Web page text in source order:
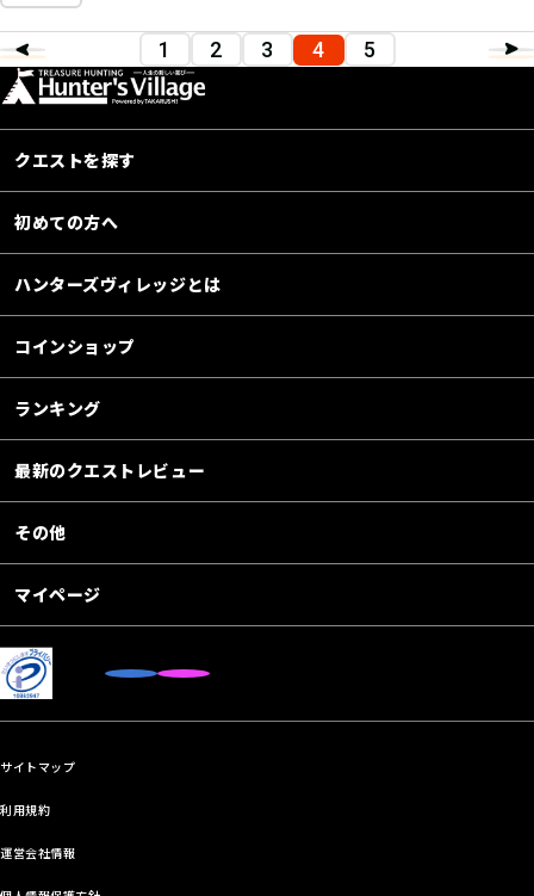
1 2 3 4 5
クエストを探す
初めての方へ
ハンターズヴィレッジとは
コインショップ
ランキング
最新のクエストレビュー
その他
マイページ
サイトマップ
利用規約
運営会社情報